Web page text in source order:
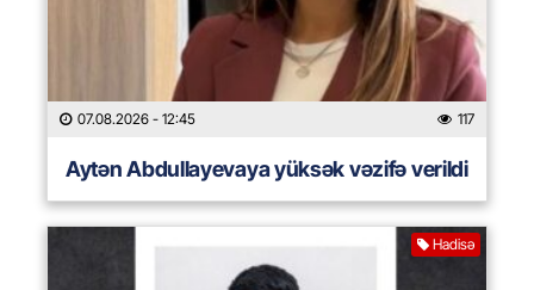
07.08.2026 - 12:45 117
Aytən Abdullayevaya yüksək vəzifə verildi
Hadisə